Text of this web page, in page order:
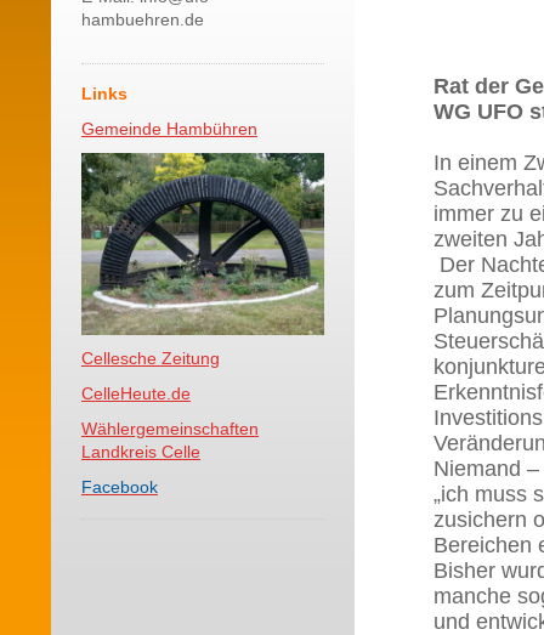
hambuehren.de
Links
Gemeinde Hambühren
Cellesche Zeitung
CelleHeute.de
Wählergemeinschaften
Landkreis Celle
Facebook
Rat der
WG UFO
In einem
immer zu
zweiten
Der
zum
Niemand
„ich muss
zusichern
Bereichen
Bisher
manche
und